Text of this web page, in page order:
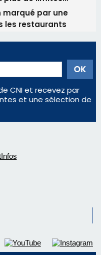
en Corse pour
?
Corse 2026
premières loges
pas avant 2081
de limites…